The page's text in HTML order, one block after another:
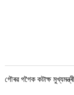
গৌৰৱ গগৈক কটাক্ষ